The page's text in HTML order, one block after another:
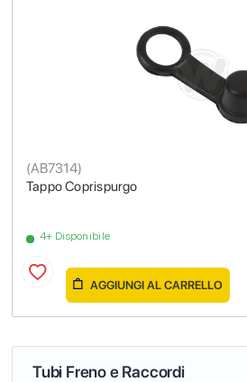
Tappo Coprispurgo
(AB7314)
4+ Disponibile
AGGIUNGI AL CARRELLO
Tubi Freno e Raccordi